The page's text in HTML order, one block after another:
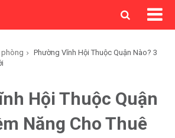
phòng
Phường Vĩnh Hội Thuộc Quận Nào? 3
Hội Thuộc Quận
Năng Cho Thuê